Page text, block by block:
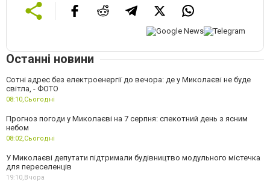
Останні новини
Сотні адрес без електроенергії до вечора: де у Миколаєві не буде
світла, - ФОТО
08:10,Сьогодні
Прогноз погоди у Миколаєві на 7 серпня: спекотний день з ясним
небом
08:02,Сьогодні
У Миколаєві депутати підтримали будівництво модульного містечка
для переселенців
19:10,Вчора